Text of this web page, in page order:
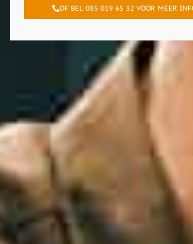
OF BEL 085 019 65 32 VOOR MEER